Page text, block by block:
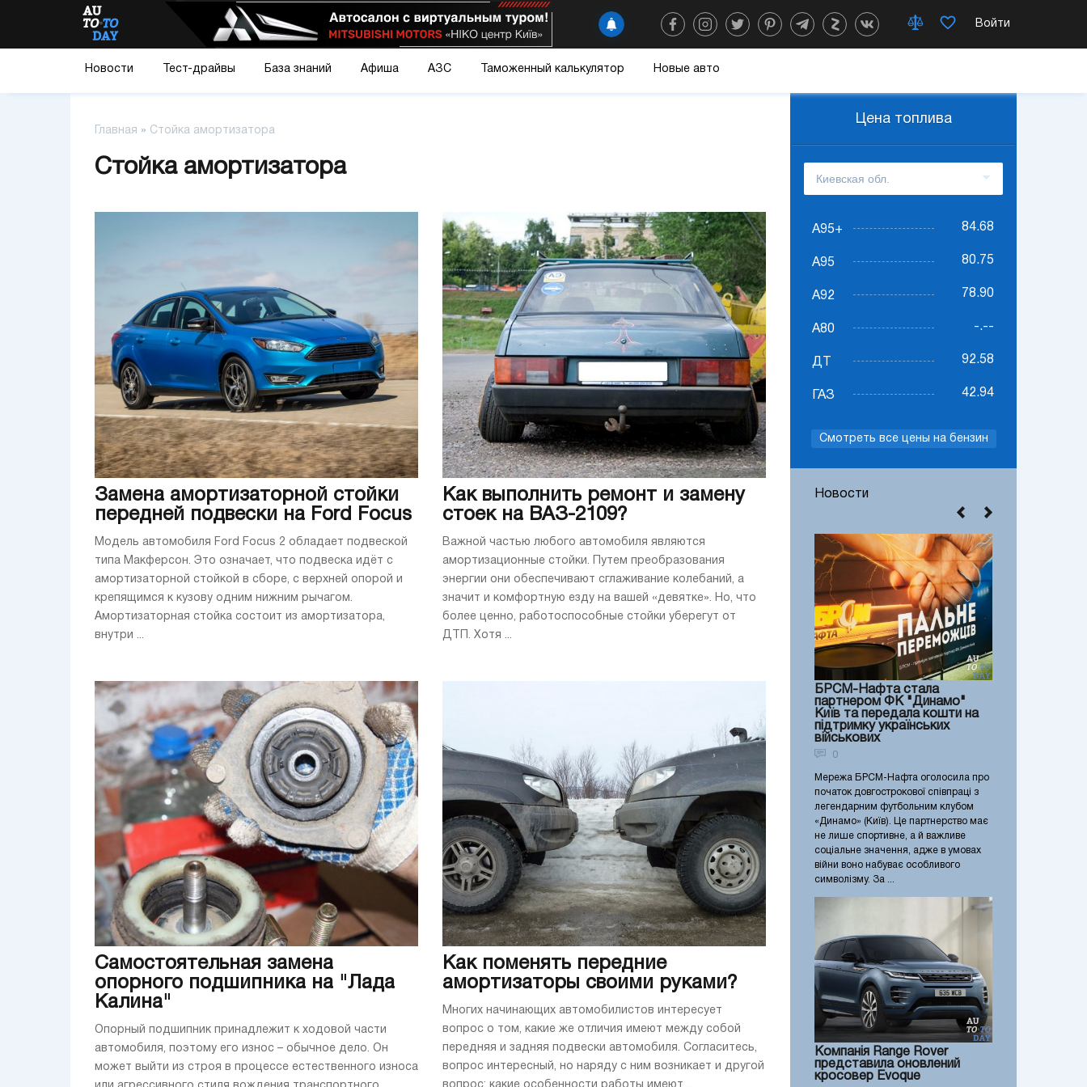
Войти
Новости Тест-драйвы База знаний Афиша АЗС Таможенный калькулятор Новые авто
Главная » Стойка амортизатора
Стойка амортизатора
Замена амортизаторной стойки
передней подвески на Ford Focus
Модель автомобиля Ford Focus 2 обладает подвеской
типа Макферсон. Это означает, что подвеска идёт с
амортизаторной стойкой в сборе, с верхней опорой и
крепящимся к кузову одним нижним рычагом.
Амортизаторная стойка состоит из амортизатора,
внутри ...
Как выполнить ремонт и замену
стоек на ВАЗ-2109?
Важной частью любого автомобиля являются
амортизационные стойки. Путем преобразования
энергии они обеспечивают сглаживание колебаний, а
значит и комфортную езду на вашей «девятке». Но, что
более ценно, работоспособные стойки уберегут от
ДТП. Хотя ...
Самостоятельная замена
опорного подшипника на "Лада
Калина"
Опорный подшипник принадлежит к ходовой части
автомобиля, поэтому его износ – обычное дело. Он
может выйти из строя в процессе естественного износа
Как поменять передние
амортизаторы своими руками?
Многих начинающих автомобилистов интересует
вопрос о том, какие же отличия имеют между собой
передняя и задняя подвески автомобиля. Согласитесь,
вопрос интересный, но наряду с ним возникает и другой
Цена топлива
А95+ 84.68
А95 80.75
А92 78.90
А80 -.--
ДТ 92.58
ГАЗ 42.94
Смотреть все цены на бензин
Новости
БРСМ-Нафта стала
партнером ФК "Динамо"
Київ та передала кошти на
підтримку українських
військових
0
Мережа БРСМ-Нафта оголосила про
початок довгострокової співпраці з
легендарним футбольним клубом
«Динамо» (Київ). Це партнерство має
не лише спортивне, а й важливе
соціальне значення, адже в умовах
війни воно набуває особливого
символізму. За ...
Компанія Range Rover
представила оновлений
кросовер Evoque